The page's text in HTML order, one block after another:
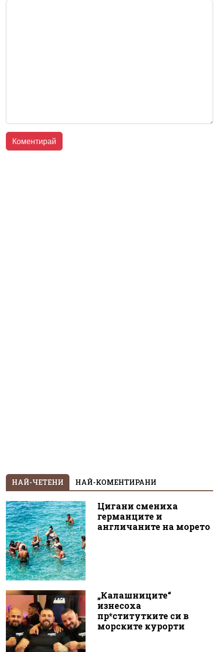
НАЙ-ЧЕТЕНИ НАЙ-КОМЕНТИРАНИ
Цигани смениха
германците и
англичаните на морето
„Калашниците“
изнесоха
пр*ститутките си в
морските курорти